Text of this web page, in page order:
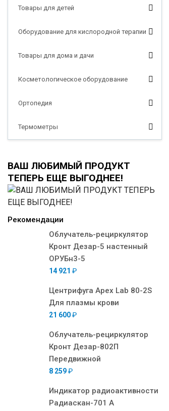
Товары для детей
Оборудование для кислородной терапии
Товары для дома и дачи
Косметологическое оборудование
Ортопедия
Термометры
ВАШ ЛЮБИМЫЙ ПРОДУКТ
ТЕПЕРЬ ЕЩЕ ВЫГОДНЕЕ!
Рекомендации
Облучатель-рециркулятор
Кронт Дезар-5 настенный
ОРУБн3-5
14 921 ₽
Центрифуга Apex Lab 80-2S
Для плазмы крови
21 600₽
Облучатель-рециркулятор
Кронт Дезар-802П
Передвижной
8 259₽
Индикатор радиоактивности
Радиаскан-701 А